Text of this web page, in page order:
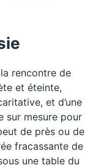
rencontre de
et éteinte,
et d’une
sur mesure pour
de près ou de
fracassante de
une table du